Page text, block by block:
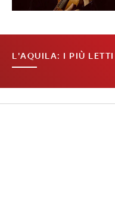
L'AQUILA: I PIÙ LETTI